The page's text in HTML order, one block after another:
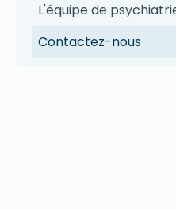
L'équipe de
Contactez-nous